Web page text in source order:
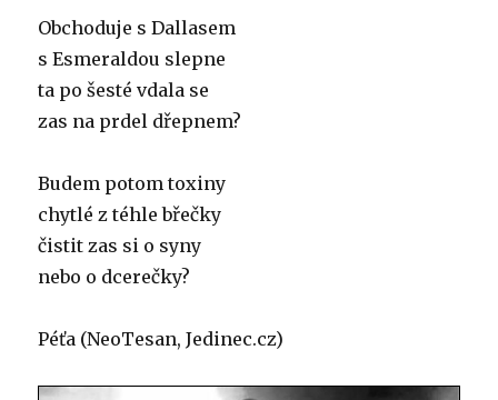
Obchoduje s Dallasem
s Esmeraldou slepne
ta po šesté vdala se
zas na prdel dřepnem?
Budem potom toxiny
chytlé z téhle břečky
čistit zas si o syny
nebo o dcerečky?
Péťa (NeoTesan, Jedinec.cz)